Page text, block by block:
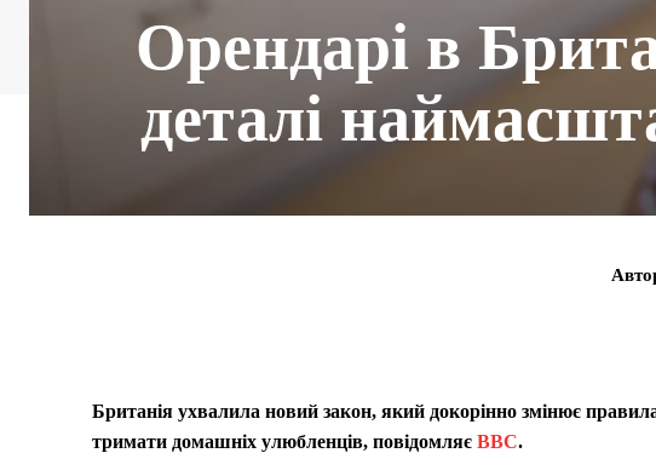
Орендарі в
деталі
Британія ухвалила новий закон, який докорінно змінює
тримати домашніх улюбленців, повідомляє BBC.